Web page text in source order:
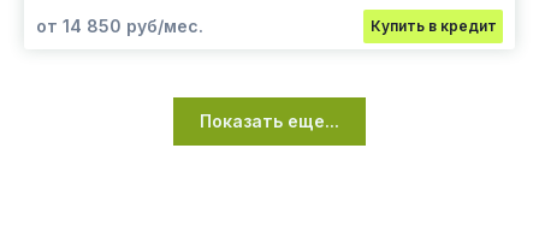
от 14 850 руб/мес. Купить в кредит
Показать еще...